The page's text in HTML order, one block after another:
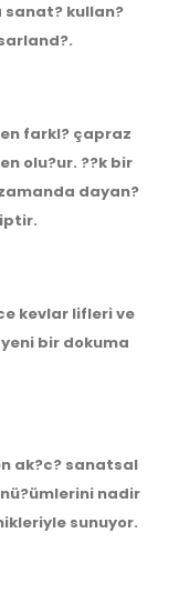
sanat? kullan?
farkl? çapraz
olu?ur. ??k bir
dayan?
kevlar lifleri ve
bir dokuma
ak?c? sanatsal
nadir
sunuyor.